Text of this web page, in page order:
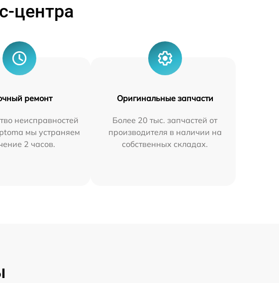
центра
ремонт
неисправностей
мы устраняем
2 часов.
Оригинальные запчасти
Более 20 тыс. запчастей от
производителя в наличии на
собственных складах.